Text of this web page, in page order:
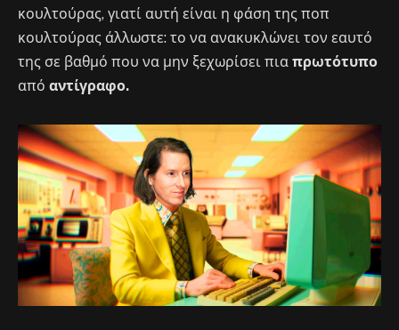
κουλτούρας, γιατί αυτή είναι η φάση της ποπ
κουλτούρας άλλωστε: το να ανακυκλώνει τον εαυτό
της σε βαθμό που να μην ξεχωρίσει πια πρωτότυπο
από αντίγραφο.